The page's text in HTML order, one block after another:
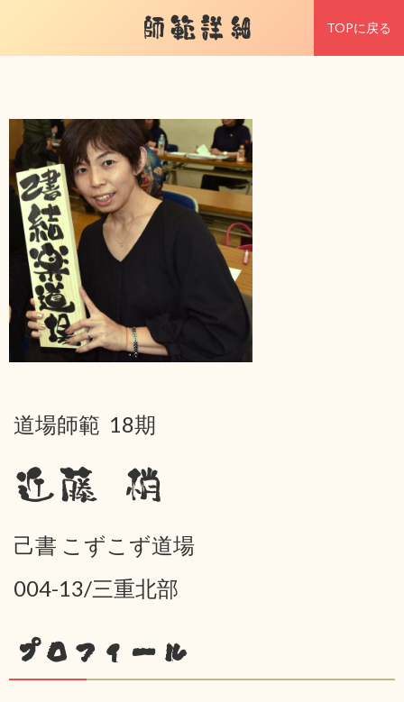
師範詳細 TOPに戻る
道場師範 18期
近藤 梢
己書 こずこず道場
004-13/三重北部
プロフィール